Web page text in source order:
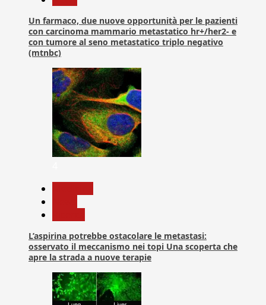
Un farmaco, due nuove opportunità per le pazienti
con carcinoma mammario metastatico hr+/her2- e
con tumore al seno metastatico triplo negativo
(mtnbc)
L’aspirina potrebbe ostacolare le metastasi:
osservato il meccanismo nei topi Una scoperta che
apre la strada a nuove terapie